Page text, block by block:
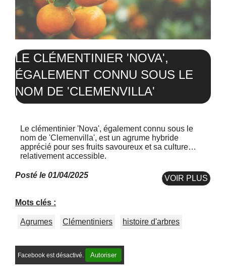
LE CLÉMENTINIER 'NOVA',
ÉGALEMENT CONNU SOUS LE
NOM DE 'CLEMENVILLA'
Le clémentinier 'Nova', également connu sous le
nom de 'Clemenvilla', est un agrume hybride
apprécié pour ses fruits savoureux et sa culture
relativement accessible.
Posté le 01/04/2025 VOIR PLUS
Mots clés :
Agrumes Clémentiniers histoire d'arbres
Facebook est désactivé. Autoriser